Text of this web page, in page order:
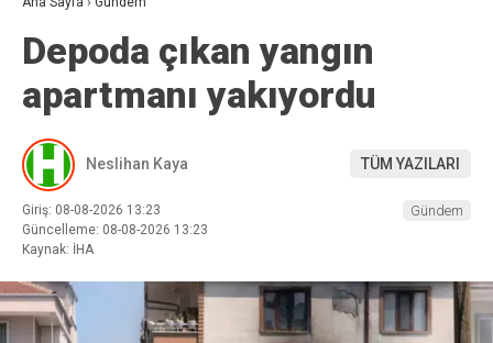
Depoda çıkan yangın
apartmanı yakıyordu
Neslihan Kaya TÜM YAZILARI
Giriş: 08-08-2026 13:23
Güncelleme: 08-08-2026 13:23
Kaynak: İHA
Gündem